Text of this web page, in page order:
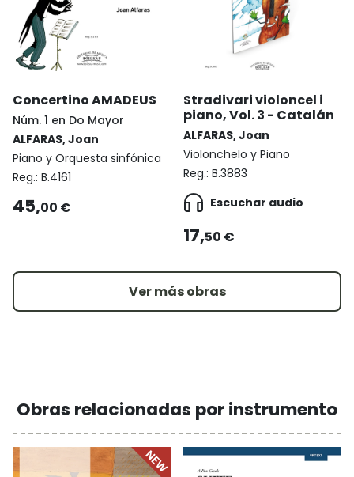
Concertino AMADEUS
Núm. 1 en Do Mayor
ALFARAS, Joan
Piano y Orquesta sinfónica
Reg.: B.4161
45,00 €
Stradivari violoncel i
piano, Vol. 3 - Catalán
ALFARAS, Joan
Violonchelo y Piano
Reg.: B.3883
Escuchar audio
17,50 €
Ver más obras
Obras relacionadas por instrumento